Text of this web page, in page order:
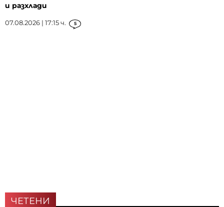
и разхлади
07.08.2026 | 17:15 ч. 5
ЧЕТЕНИ